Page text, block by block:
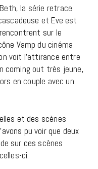
la série retrace
et Eve est
sur le
Vamp du cinéma
voit l’attirance entre
coming out très jeune,
en couple avec un
et des scènes
pu voir que deux
sur ces scènes
ci.